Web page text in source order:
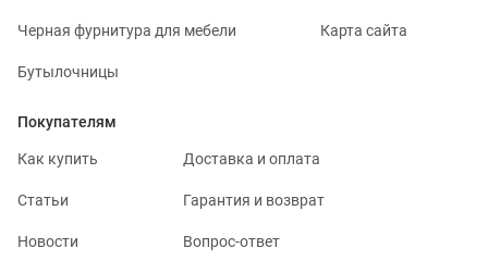
Черная фурнитура для мебели
Бутылочницы
Карта сайта
Покупателям
Как купить Доставка и оплата
Статьи Гарантия и возврат
Новости Вопрос-ответ